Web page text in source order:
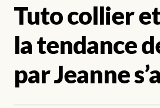
CONTACT
Tuto collier
la tendance
par Jeanne